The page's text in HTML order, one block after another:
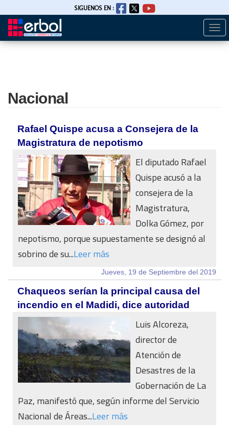
Pasar
SIGUENOS EN :
Nacional
Rafael Quispe acusa a Consejera de la
Magistratura de nepotismo
El diputado Rafael
Quispe acusó a la
consejera de la
Magistratura,
Dolka Gómez, por
nepotismo, porque supuestamente se designó al
sobrino de su...Leer más
Jueves, 19 de Septiembre del 2019
Chaqueos serían la principal causa del
incendio en el Madidi, dice autoridad
Luis Alcoreza,
director de
Atención de
Desastres de la
Gobernación de La
Paz, manifestó que, según informe del Servicio
Nacional de Áreas...Leer más